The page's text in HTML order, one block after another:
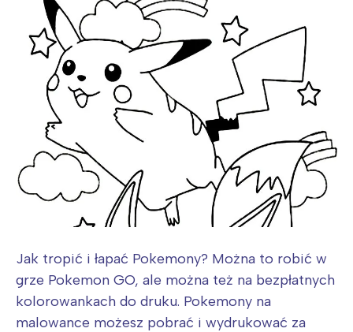
Jak tropić i łapać Pokemony? Można to robić w
grze Pokemon GO, ale można też na bezpłatnych
kolorowankach do druku. Pokemony na
malowance możesz pobrać i wydrukować za